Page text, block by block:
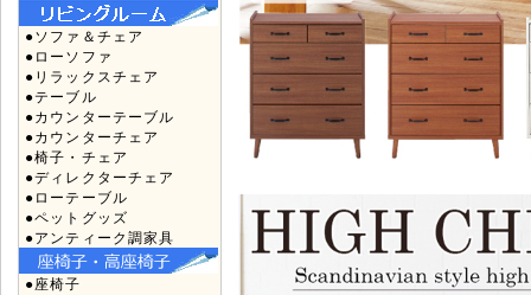
●ソファ＆チェア
●ローソファ
●リラックスチェア
●テーブル
●カウンターテーブル
●カウンターチェア
●椅子・チェア
●ディレクターチェア
●ローテーブル
●ペットグッズ
●アンティーク調家具
●座椅子